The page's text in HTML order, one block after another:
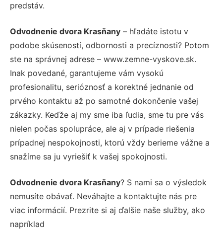
predstáv.
Odvodnenie dvora Krasňany – hľadáte istotu v
podobe skúseností, odbornosti a precíznosti? Potom
ste na správnej adrese – www.zemne-vyskove.sk.
Inak povedané, garantujeme vám vysokú
profesionalitu, serióznosť a korektné jednanie od
prvého kontaktu až po samotné dokončenie vašej
zákazky. Keďže aj my sme iba ľudia, sme tu pre vás
nielen počas spolupráce, ale aj v prípade riešenia
prípadnej nespokojnosti, ktorú vždy berieme vážne a
snažíme sa ju vyriešiť k vašej spokojnosti.
Odvodnenie dvora Krasňany? S nami sa o výsledok
nemusíte obávať. Neváhajte a kontaktujte nás pre
viac informácií. Prezrite si aj ďalšie naše služby, ako
napríklad